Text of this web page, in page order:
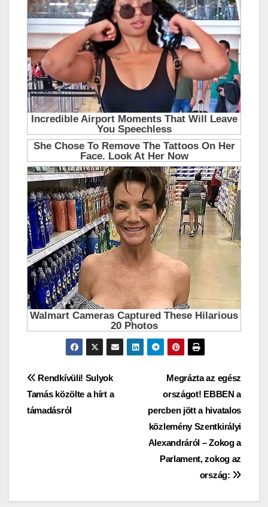
Bejegyzés
navigáció
Megrázta az egész
országot! EBBEN a
percben jött a hivatalos
közlemény Szentkirályi
Alexandráról – Zokog a
Parlament, zokog az
ország:
Rendkívüli! Sulyok
Tamás közölte a hírt a
támadásról